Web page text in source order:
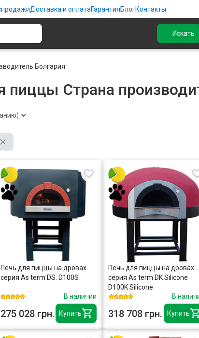
Доставка и оплатаГарантияБлогКонтакты
Искать
Болгария
пиццы Страна
Купить
Печь для пиццы на дровах
серия As term DS. D100S
В наличии
275 028 грн. Купить
Печь для пиццы на дровах
серия As term DK Silicone
D100K Silicone
В
318 708 грн.